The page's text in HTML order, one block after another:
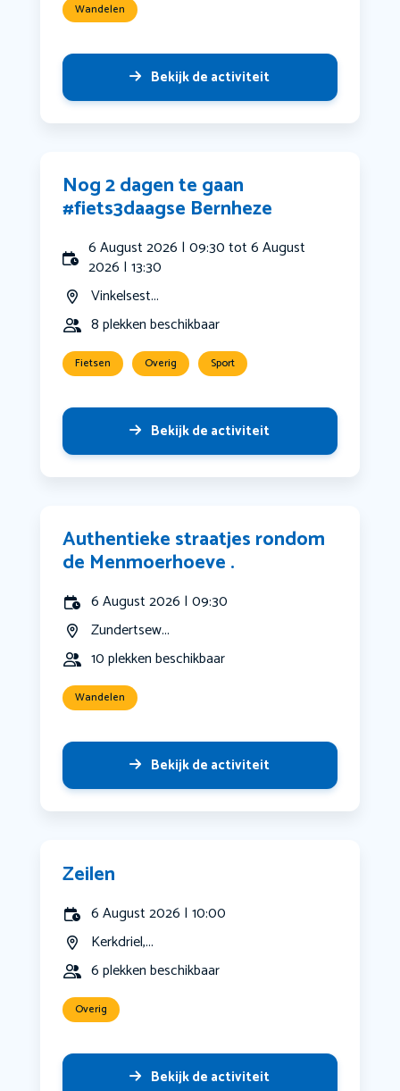
Wandelen
Bekijk de activiteit
Nog 2 dagen te gaan
#fiets3daagse Bernheze
6 August 2026 | 09:30 tot 6 August
2026 | 13:30
Vinkelsest...
8 plekken beschikbaar
Fietsen Overig Sport
Bekijk de activiteit
Authentieke straatjes rondom
de Menmoerhoeve .
6 August 2026 | 09:30
Zundertsew...
10 plekken beschikbaar
Wandelen
Bekijk de activiteit
Zeilen
6 August 2026 | 10:00
Kerkdriel,...
6 plekken beschikbaar
Overig
Bekijk de activiteit